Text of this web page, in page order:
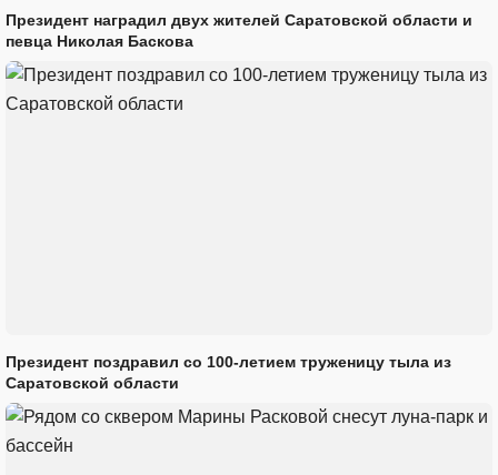
Президент наградил двух жителей Саратовской области и
певца Николая Баскова
Президент поздравил со 100-летием труженицу тыла из
Саратовской области